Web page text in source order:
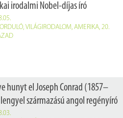
irodalmi Nobel-díjas író
, VILÁGIRODALOM, AMERIKA, 20.
hunyt el Joseph Conrad (1857–
származású angol regényíró